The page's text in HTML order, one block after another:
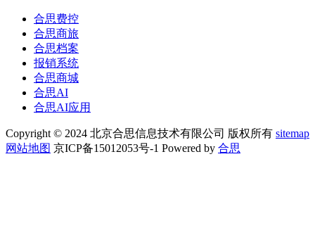
合思费控
合思商旅
合思档案
报销系统
合思商城
合思AI
合思AI应用
Copyright © 2024 北京合思信息技术有限公司 版权所有 sitemap
网站地图 京ICP备15012053号-1 Powered by 合思